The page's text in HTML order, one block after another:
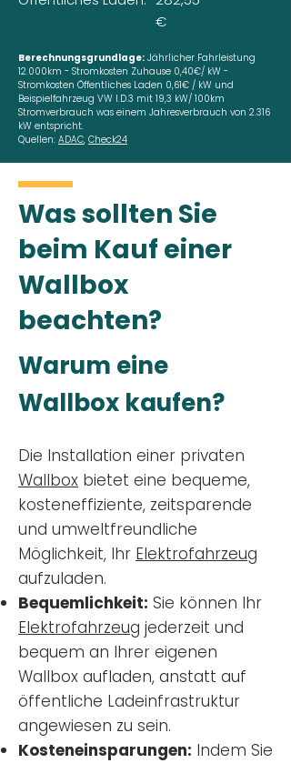
€
Berechnungsgrundlage: Jährlicher Fahrleistung
12.000km - Stromkosten Zuhause 0,40€/ kW -
Stromkosten Öffentliches Laden 0,61€ / kW und
Beispielfahrzeug VW I.D.3 mit 19,3 kW/ 100km
Stromverbrauch was einem Jahresverbrauch von 2.316
kW entspricht.
Quellen: ADAC, Check24
Was sollten Sie
beim Kauf einer
Wallbox
beachten?
Warum eine
Wallbox kaufen?
Die Installation einer privaten
Wallbox bietet eine bequeme,
kosteneffiziente, zeitsparende
und umweltfreundliche
Möglichkeit, Ihr Elektrofahrzeug
aufzuladen.
Bequemlichkeit: Sie können Ihr
Elektrofahrzeug jederzeit und
bequem an Ihrer eigenen
Wallbox aufladen, anstatt auf
öffentliche Ladeinfrastruktur
angewiesen zu sein.
Kosteneinsparungen: Indem Sie